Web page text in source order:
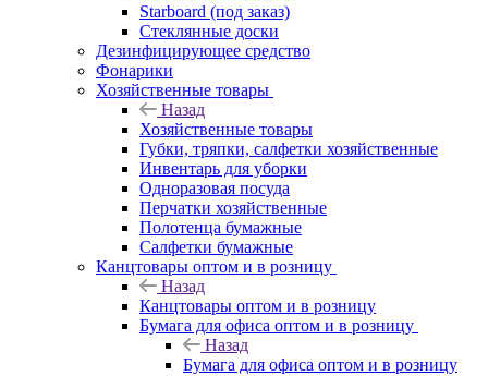
Starboard (под заказ)
Стеклянные доски
Дезинфицирующее средство
Фонарики
Хозяйственные товары
Назад
Хозяйственные товары
Губки, тряпки, салфетки хозяйственные
Инвентарь для уборки
Одноразовая посуда
Перчатки хозяйственные
Полотенца бумажные
Салфетки бумажные
Канцтовары оптом и в розницу
Назад
Канцтовары оптом и в розницу
Бумага для офиса оптом и в розницу
Назад
Бумага для офиса оптом и в розницу